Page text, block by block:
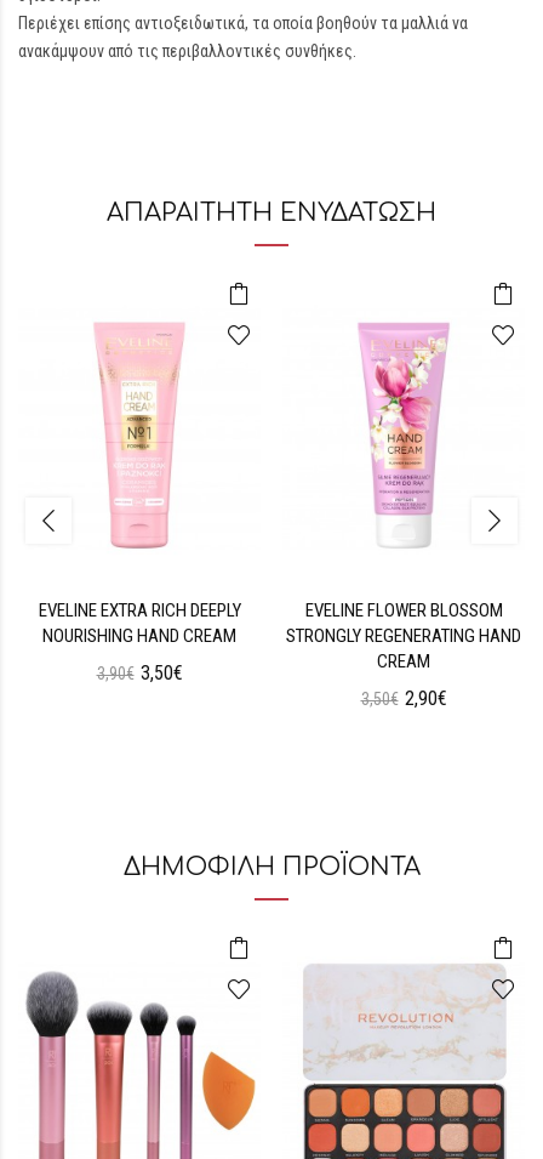
Περιέχει επίσης αντιοξειδωτικά, τα οποία βοηθούν τα μαλλιά να
ανακάμψουν από τις περιβαλλοντικές συνθήκες.
ΑΠΑΡΑΙΤΗΤΗ ΕΝΥΔΑΤΩΣΗ
EVELINE EXTRA RICH DEEPLY
NOURISHING HAND CREAM
3,90€ 3,50€
EVELINE FLOWER BLOSSOM
STRONGLY REGENERATING HAND
CREAM
3,50€ 2,90€
ΔΗΜΟΦΙΛΗ ΠΡΟΪΟΝΤΑ